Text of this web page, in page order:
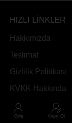
HIZLI LİNKLER
Hakkımızda
Teslimat
Gizlilik Politikası
KVKK Hakkında
Hızlı Linkler
Giriş Kayıt Ol